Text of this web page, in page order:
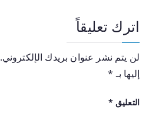
اترك تعليقاً
لن يتم نشر عنوان بريدك الإلكتروني.
إليها بـ *
التعليق *